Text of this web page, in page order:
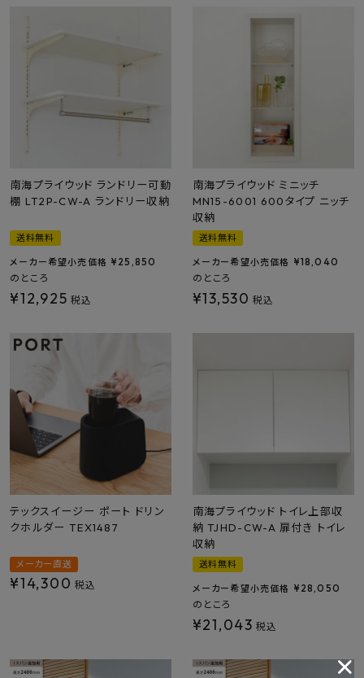
南海プライウッド ランドリー可動
棚 LT2P-CW-A ランドリー収納
送料無料
メーカー希望小売価格 ¥ 25,850
のところ
¥12,925 税込
南海プライウッド ミニッチ
MN15-6001 600タイプ ニッチ
収納
送料無料
メーカー希望小売価格 ¥18,040
のところ
¥13,530 税込
テックスイージー ポート ドリン
クホルダー TEX1487
メーカー直送
¥14,300 税込
南海プライウッド トイレ上部収
納 TJHD-CW-A 扉付き トイレ
収納
送料無料
メーカー希望小売価格 ¥ 28,050
のところ
¥21,043 税込